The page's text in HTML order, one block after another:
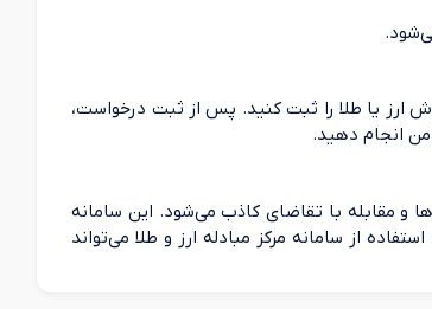
ارز یا طلا را ثبت کنید. پس از ثبت درخواست،
انجام دهید.
و مقابله با تقاضای کاذب می‌شود. این سامانه
از سامانه مرکز مبادله ارز و طلا می‌تواند